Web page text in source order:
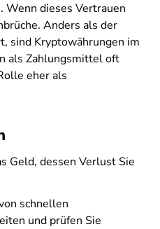
Wenn dieses Vertrauen
Anders als der
sind Kryptowährungen im
als Zahlungsmittel oft
eher als
Geld, dessen Verlust Sie
schnellen
und prüfen Sie